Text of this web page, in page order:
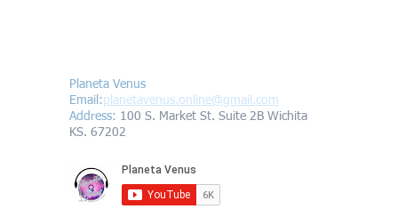
Planeta Venus
Email:planetavenus.online@gmail.com
Address: 100 S. Market St. Suite 2B Wichita
KS. 67202